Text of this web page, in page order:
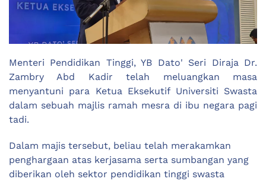
Menteri Pendidikan Tinggi, YB Dato' Seri Diraja Dr.
Zambry Abd Kadir telah meluangkan masa
menyantuni para Ketua Eksekutif Universiti Swasta
dalam sebuah majlis ramah mesra di ibu negara pagi
tadi.
Dalam majis tersebut, beliau telah merakamkan
penghargaan atas kerjasama serta sumbangan yang
diberikan oleh sektor pendidikan tinggi swasta